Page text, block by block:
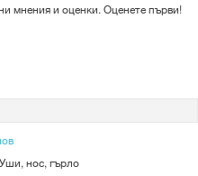
мнения и оценки. Оценете първи!
нос, гърло